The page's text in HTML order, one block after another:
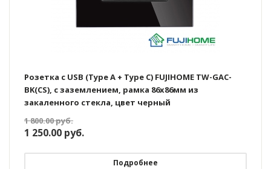
Розетка с USB (Type A + Type C) FUJIHOME TW-GAC-
BK(CS), с заземлением, рамка 86х86мм из
закаленного стекла, цвет черный
1 800.00руб.
1 250.00 руб.
Подробнее